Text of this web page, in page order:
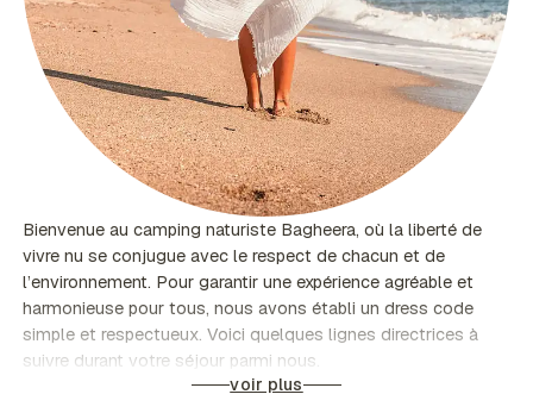
Bienvenue au camping naturiste Bagheera, où la liberté de
vivre nu se conjugue avec le respect de chacun et de
l’environnement. Pour garantir une expérience agréable et
harmonieuse pour tous, nous avons établi un dress code
simple et respectueux. Voici quelques lignes directrices à
suivre durant votre séjour parmi nous.
voir plus